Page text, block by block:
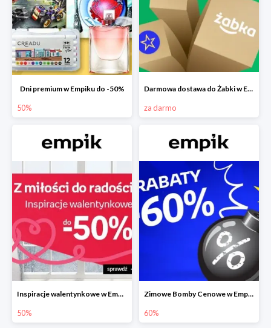
Dni premium w Empiku do -50%
50%
Darmowa dostawa do Żabki w Empiku
za darmo
Inspiracje walentynkowe w Empiku do -50%
50%
Zimowe Bomby Cenowe w Empiku do -60%
60%